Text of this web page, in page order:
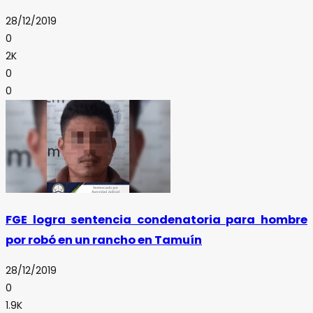
28/12/2019
0
2K
0
0
FGE logra sentencia condenatoria para hombre
por robó en un rancho en Tamuín
28/12/2019
0
1.9K